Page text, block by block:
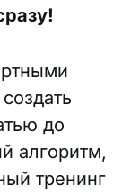
до
алгоритм,
тренинг